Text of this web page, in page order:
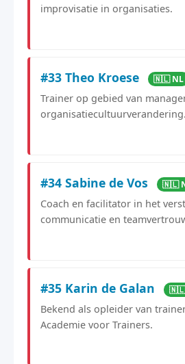
improvisatie in organisaties.
#33 Theo Kroese 🇳🇱 NL
Trainer op gebied van
organisatiecultuurverandering.
#34 Sabine de Vos 🇳🇱
Coach en facilitator in het
communicatie en
#35 Karin de Galan 🇳🇱
Bekend als opleider van
Academie voor Trainers.